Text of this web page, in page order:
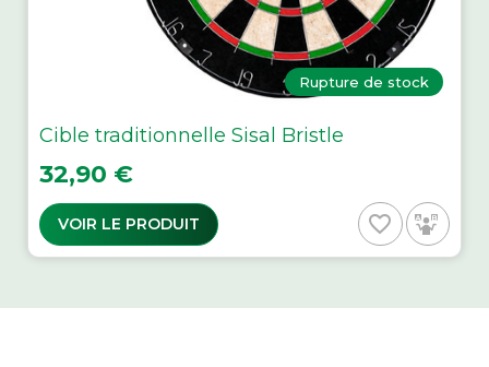
Rupture de stock
Cible traditionnelle Sisal Bristle
Prix
32,90 €
VOIR LE PRODUIT favorite_border